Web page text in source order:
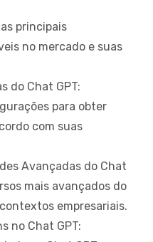
principais
no mercado e suas
do Chat GPT:
para obter
com suas
Avançadas do Chat
mais avançados do
empresariais.
no Chat GPT: